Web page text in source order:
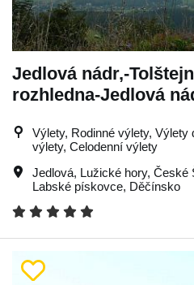
Jedlová nádr,-
rozhledna-Jedlová
Výlety, Rodinné výlety, Výlety
výlety, Celodenní výlety
Jedlová, Lužické hory, České
Labské pískovce, Děčínsko